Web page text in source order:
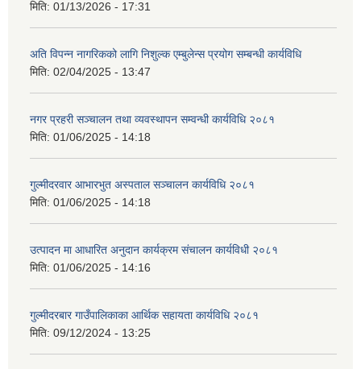
मिति: 01/13/2026 - 17:31
अति विपन्न नागरिकको लागि निशुल्क एम्बुलेन्स प्रयोग सम्बन्धी कार्यविधि
मिति: 02/04/2025 - 13:47
नगर प्रहरी सञ्चालन तथा व्यवस्थापन सम्वन्धी कार्यविधि २०८१
मिति: 01/06/2025 - 14:18
गुल्मीदरवार आभारभुत अस्पताल सञ्चालन कार्यविधि २०८१
मिति: 01/06/2025 - 14:18
उत्पादन मा आधारित अनुदान कार्यक्रम संचालन कार्यविधी २०८१
मिति: 01/06/2025 - 14:16
गुल्मीदरबार गाउँपालिकाका आर्थिक सहायता कार्यविधि २०८१
मिति: 09/12/2024 - 13:25